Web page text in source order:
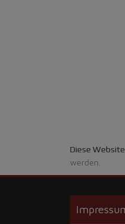
Diese
werden.